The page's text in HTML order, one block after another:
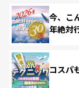
今、こ
年絶対
コスパ